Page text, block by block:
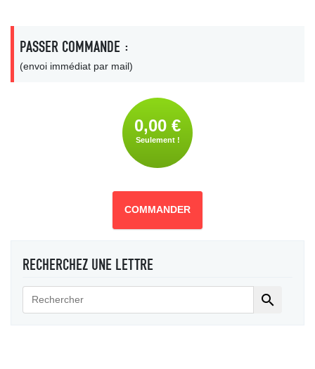
PASSER COMMANDE :
(envoi immédiat par mail)
0,00 €
Seulement !
COMMANDER
RECHERCHEZ UNE LETTRE
